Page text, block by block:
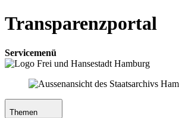
Transparenzportal
Servicemenü
Themen